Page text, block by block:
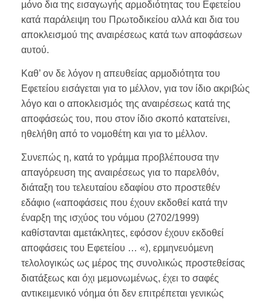
µόνο δια της εισαγωγής αρµοδιότητας του Εφετείου
κατά παράλειψη του Πρωτοδικείου αλλά και δια του
αποκλεισµού της αναιρέσεως κατά των αποφάσεων
αυτού.
Καθ’ ον δε λόγον η απευθείας αρµοδιότητα του
Εφετείου εισάγεται για το µέλλον, για τον ίδιο ακριβώς
λόγο και ο αποκλεισµός της αναιρέσεως κατά της
αποφάσεώς του, που στον ίδιο σκοπό κατατείνει,
ηθελήθη από το νοµοθέτη και για το µέλλον.
Συνεπώς η, κατά το γράµµα προβλέπουσα την
απαγόρευση της αναιρέσεως για το παρελθόν,
διάταξη του τελευταίου εδαφίου στο προστεθέν
εδάφιο («αποφάσεις που έχουν εκδοθεί κατά την
έναρξη της ισχύος του νόµου (2702/1999)
καθίστανται αµετάκλητες, εφόσον έχουν εκδοθεί
αποφάσεις του Εφετείου … «), ερµηνευόµενη
τελολογικώς ως µέρος της συνολικώς προστεθείσας
διατάξεως και όχι µεµονωµένως, έχει το σαφές
αντικειµενικό νόηµα ότι δεν επιτρέπεται γενικώς